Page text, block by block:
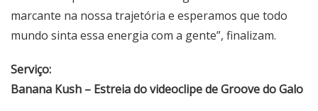
marcante na nossa trajetória e esperamos que todo
mundo sinta essa energia com a gente”, finalizam.
Serviço:
Banana Kush – Estreia do videoclipe de Groove do Galo